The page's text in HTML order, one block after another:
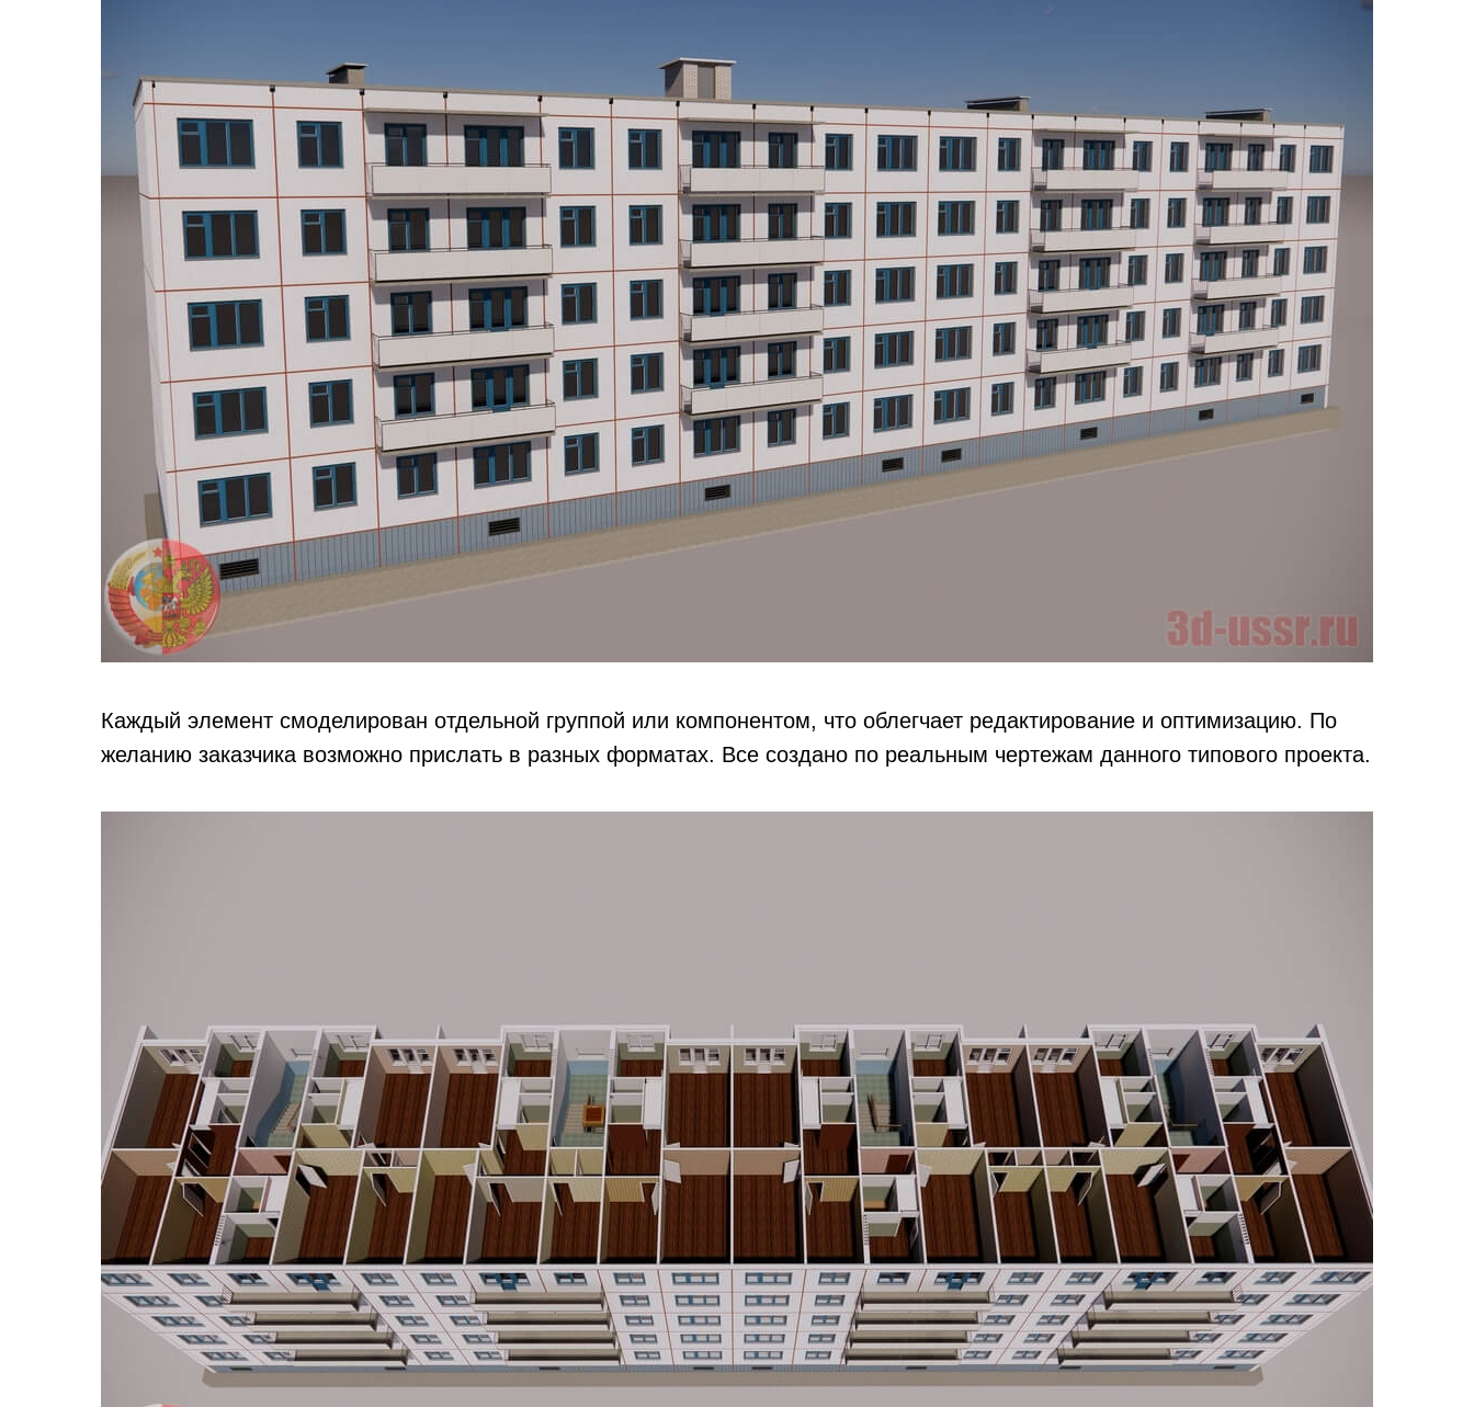
Каждый элемент смоделирован отдельной группой или компонентом, что облегчает редактирование и оптимизацию. По
желанию заказчика возможно прислать в разных форматах. Все создано по реальным чертежам данного типового проекта.